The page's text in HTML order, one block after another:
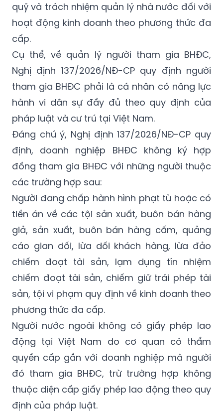
quỹ và trách nhiệm quản lý nhà nước đối với
hoạt động kinh doanh theo phương thức đa
cấp.
Cụ thể, về quản lý người tham gia BHĐC,
Nghị định 137/2026/NĐ-CPquy định người
tham gia BHĐC phải là cá nhân có năng lực
hành vi dân sự đầy đủ theo quy định của
pháp luật và cư trú tại Việt Nam.
Đáng chú ý, Nghị định137/2026/NĐ-CP quy
định, doanh nghiệp BHĐC không ký hợp
đồng tham gia BHĐC với những người thuộc
các trường hợp sau:
Người đang chấp hành hình phạt tù hoặc có
tiền án về các tội sản xuất, buôn bán hàng
giả, sản xuất, buôn bán hàng cấm, quảng
cáo gian dối, lừa dối khách hàng, lừa đảo
chiếm đoạt tài sản, lạm dụng tín nhiệm
chiếm đoạt tài sản, chiếm giữ trái phép tài
sản, tội vi phạm quy định về kinh doanh theo
phương thức đa cấp.
Người nước ngoài không có giấy phép lao
động tại Việt Nam do cơ quan có thẩm
quyền cấp gắn với doanh nghiệp mà người
đó tham gia BHĐC, trừ trường hợp không
thuộc diện cấp giấy phép lao động theo quy
định của pháp luật.